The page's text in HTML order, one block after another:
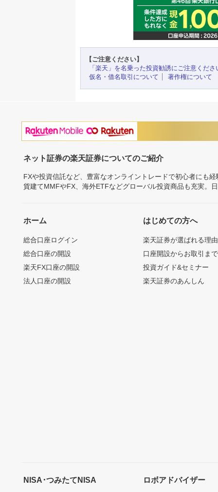
【ご注意ください】
「楽天」を名乗った投資勧誘にご注意くださ
仮名・借名取引について
著作権について
ネット証券の楽天証券についてのご紹介
FXや投資信託など、豊富なオンライントレードで初心者にも
貨建てMMFやFX、海外ETFなどグローバル投資商品も充実。
ホーム
総合口座ログイン
総合口座の開設
楽天FX口座の開設
法人口座の開設
はじめての方へ
楽天証券が選ばれる理由
口座開設からお取引ま
投資ガイド&セミナー
楽天証券のあんしん
NISA･つみたてNISA ロボアドバイザー